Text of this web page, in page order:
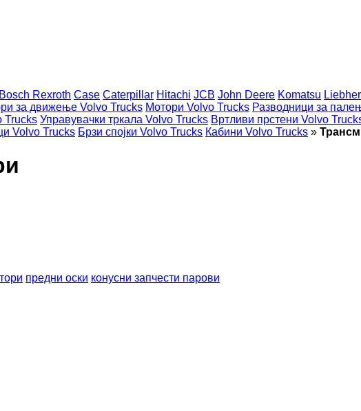
Bosch Rexroth Case Caterpillar Hitachi JCB John Deere Komatsu
за движење Volvo Trucks Мотори Volvo Trucks Разводници за
Trucks Управувачки тркала Volvo Trucks Вртливи прстени Volvo
Volvo Trucks Брзи спојки Volvo Trucks Кабини Volvo Trucks »
предни оски конусни запчести парови